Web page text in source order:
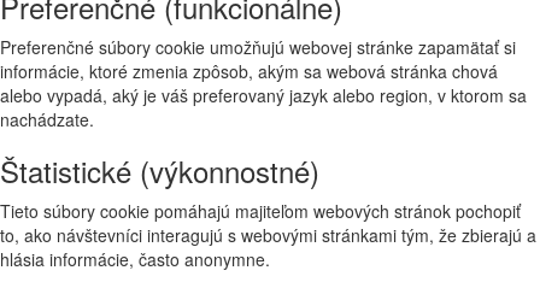
Preferenčné súbory cookie umožňujú webovej stránke zapamätať si
informácie, ktoré zmenia zpôsob, akým sa webová stránka chová
alebo vypadá, aký je váš preferovaný jazyk alebo region, v ktorom sa
nachádzate.
Štatistické (výkonnostné)
Tieto súbory cookie pomáhajú majiteľom webových stránok pochopiť
to, ako návštevníci interagujú s webovými stránkami tým, že zbierajú a
hlásia informácie, často anonymne.